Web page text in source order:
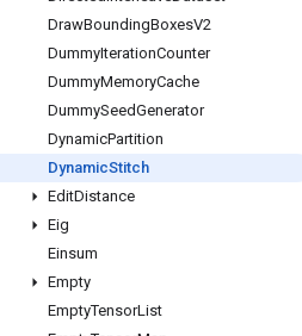
DrawBoundingBoxesV2
DummyIterationCounter
DummyMemoryCache
DummySeedGenerator
DynamicPartition
DynamicStitch
EditDistance
Eig
Einsum
Empty
EmptyTensorList